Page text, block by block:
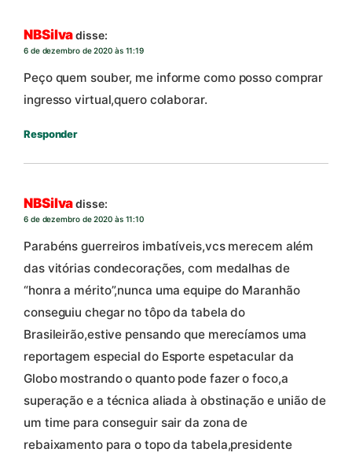
NBSilvadisse:
6 de dezembro de 2020 às 11:19
Peço quem souber, me informe como posso comprar
ingresso virtual,quero colaborar.
Responder
NBSilvadisse:
6 de dezembro de 2020 às 11:10
Parabéns guerreiros imbatíveis,vcs merecem além
das vitórias condecorações, com medalhas de
“honra a mérito”,nunca uma equipe do Maranhão
conseguiu chegar no tôpo da tabela do
Brasileirão,estive pensando que merecíamos uma
reportagem especial do Esporte espetacular da
Globo mostrando o quanto pode fazer o foco,a
superação e a técnica aliada à obstinação e união de
um time para conseguir sair da zona de
rebaixamento para o topo da tabela,presidente